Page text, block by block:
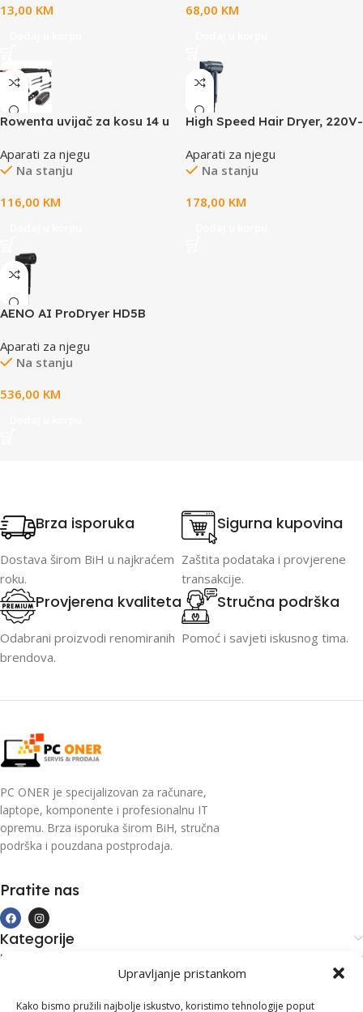
Upravljanje pristankom
Kako bismo pružili najbolje iskustvo, koristimo tehnologije poput
13,00 KM
68,00 KM
Rowenta uvijač za kosu 14 u
Aparati za njegu
Na stanju
116,00 KM
High Speed Hair Dryer, 220V-
Ionizer, LCD, 6+circulation
mode, 110000RPM, less than
Aparati za njegu
Na stanju
178,00 KM
AENO AI ProDryer HD5B
Aparati za njegu
Na stanju
536,00 KM
Brza isporuka
Dostava širom BiH u najkraćem
roku.
Sigurna kupovina
Zaštita podataka i provjerene
transakcije.
Provjerena kvaliteta
Odabrani proizvodi renomiranih
brendova.
Stručna podrška
Pomoć i savjeti iskusnog tima.
PC ONER je specijalizovan za računare,
laptope, komponente i profesionalnu IT
opremu. Brza isporuka širom BiH, stručna
podrška i pouzdana postprodaja.
Pratite nas
Kategorije
Kupovina i podrška
Kontakt informacije